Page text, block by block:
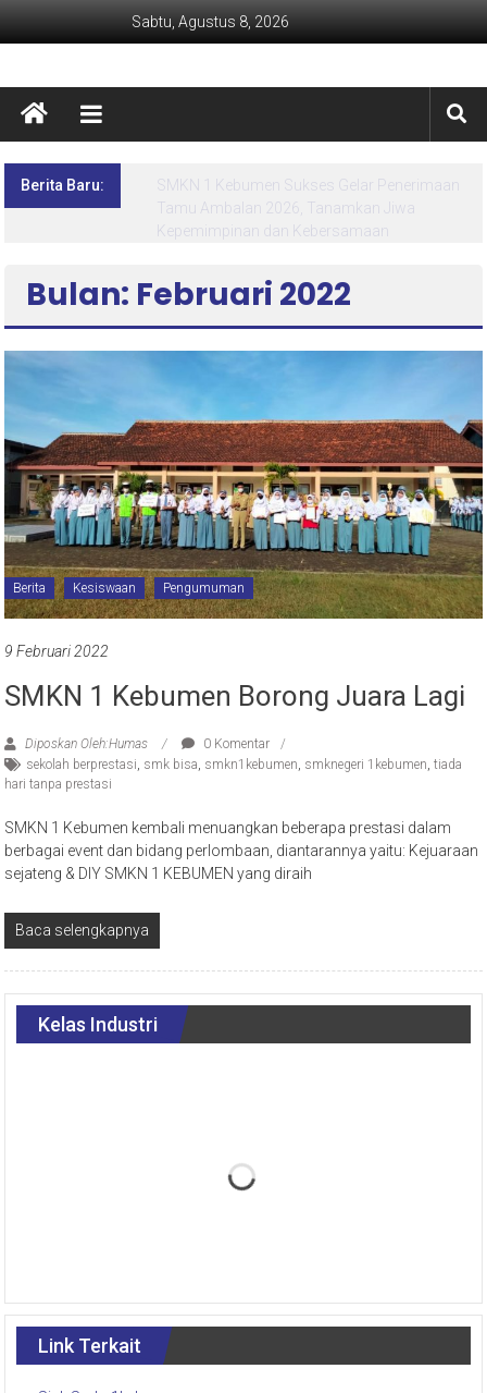
Sabtu, Agustus 8, 2026
Berita Baru:
Lima Hari Penuh Inspirasi! MPLS Ramah SMK
Negeri 1 Kebumen Siapkan Generasi Berdaya
dan Berprestasi
Bulan: Februari 2022
Berita Kesiswaan Pengumuman
9 Februari 2022
SMKN 1 Kebumen Borong Juara Lagi
Diposkan Oleh:Humas
0 Komentar
sekolah berprestasi smk bisa smkn1kebumen smknegeri 1kebumen ,tiada
hari tanpa prestasi
SMKN 1 Kebumen kembali menuangkan beberapa prestasi dalam
berbagai event dan bidang perlombaan, diantarannya yaitu: Kejuaraan
sejateng & DIY SMKN 1 KEBUMEN yang diraih
Baca selengkapnya
Kelas Industri
Link Terkait